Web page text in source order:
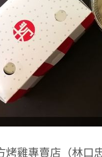
烤雞專賣店（林口